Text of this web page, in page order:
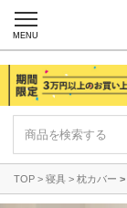
MENU
TOP 寝具 枕カバー